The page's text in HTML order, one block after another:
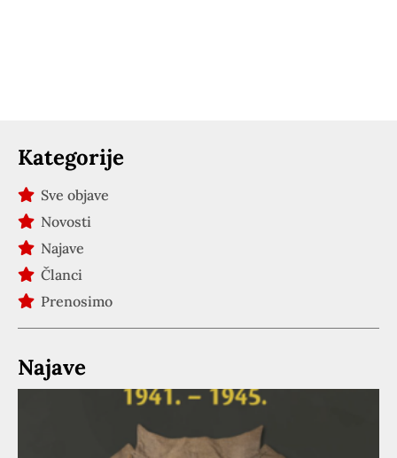
Kategorije
Sve objave
Novosti
Najave
Članci
Prenosimo
Najave